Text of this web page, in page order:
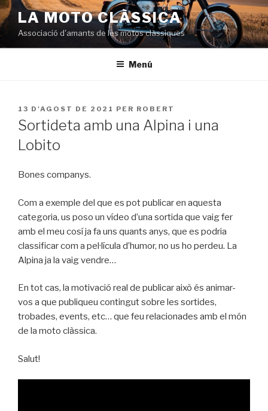
Vés
al
contingut
LA MOTO CLÀSSICA
Associació d'amants de les motos clàssiques
Menú
PUBLICAT
A
13 D'AGOST DE 2021 PER ROBERT
Sortideta amb una Alpina i una
Lobito
Bones companys.
Com a exemple del que es pot publicar en aquesta
categoria, us poso un vídeo d’una sortida que vaig fer
amb el meu cosí ja fa uns quants anys, que es podria
classificar com a pel·lícula d’humor, no us ho perdeu. La
Alpina ja la vaig vendre…
En tot cas, la motivació real de publicar això és animar-
vos a que publiqueu contingut sobre les sortides,
trobades, events, etc… que feu relacionades amb el món
de la moto clàssica.
Salut!